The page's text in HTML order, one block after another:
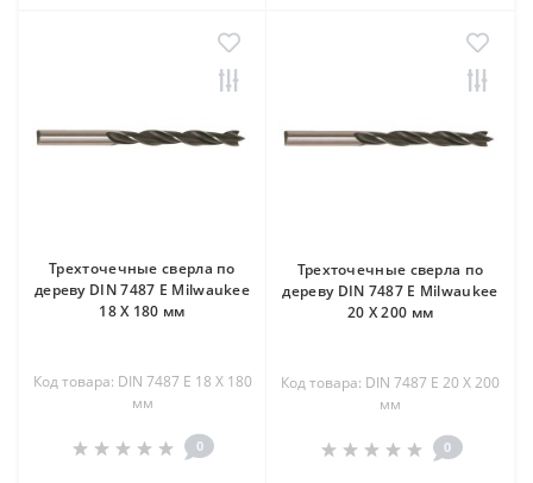
Трехточечные сверла по
дереву DIN 7487 E Milwaukee
18 X 180 мм
Код товара: DIN 7487 E 18 X 180
мм
0
Трехточечные сверла по
дереву DIN 7487 E Milwaukee
20 X 200 мм
Код товара: DIN 7487 E 20 X 200
мм
0